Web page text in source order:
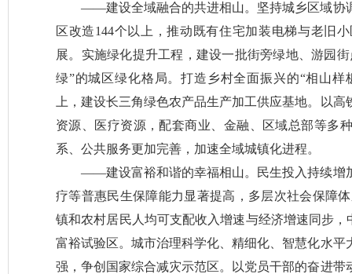
——建设全域融合的共进相山。坚持城乡区域协
区改造144个以上，推动既有住宅加装电梯与老旧
展。实施绿化提升工程，建设一批街旁绿地、游园
绿”的城区绿化格局。打造乡村全面振兴的“相山样
上，建设长三角绿色农产品生产加工供应基地。以
资源、医疗资源，配套商业、金融、区域总部等多
系、公共服务更加完善，加速全域城镇化进程。
——建设富裕和谐的幸福相山。民生投入持续增
疗等普惠民生保障能力显著提高，多层次社会保障
镇和农村居民人均可支配收入增速与经济增速同步
富裕试验区。城市治理科学化、精细化、智慧化水
强，争创国家综合减灾示范区。以党员干部的奋进